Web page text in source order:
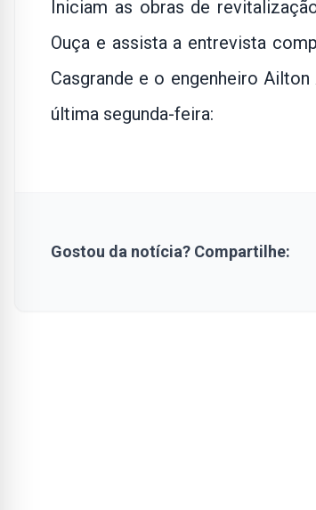
Iniciam as obras de
Ouça e assista a entrevista
Casgrande e o engenheiro
última segunda-feira:
Gostou da notícia? Compartilhe: